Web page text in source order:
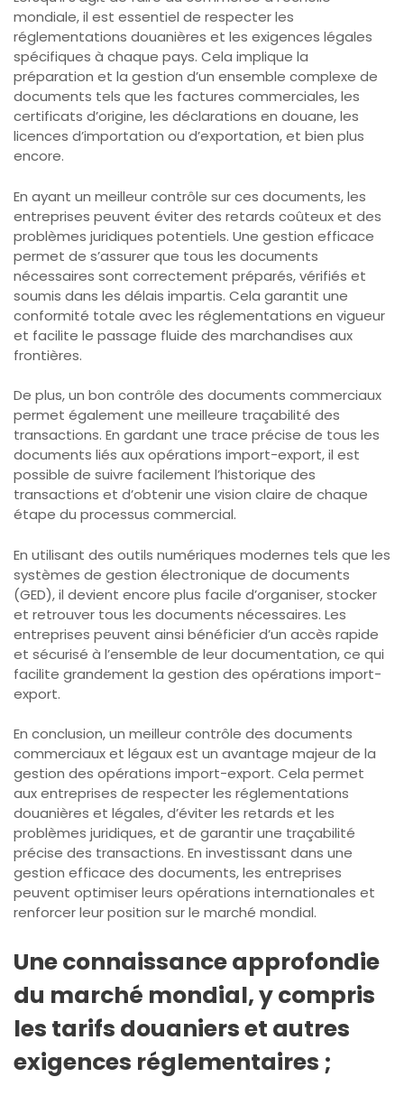
mondiale, il est essentiel de respecter les
réglementations douanières et les exigences légales
spécifiques à chaque pays. Cela implique la
préparation et la gestion d’un ensemble complexe de
documents tels que les factures commerciales, les
certificats d’origine, les déclarations en douane, les
licences d’importation ou d’exportation, et bien plus
encore.
En ayant un meilleur contrôle sur ces documents, les
entreprises peuvent éviter des retards coûteux et des
problèmes juridiques potentiels. Une gestion efficace
permet de s’assurer que tous les documents
nécessaires sont correctement préparés, vérifiés et
soumis dans les délais impartis. Cela garantit une
conformité totale avec les réglementations en vigueur
et facilite le passage fluide des marchandises aux
frontières.
De plus, un bon contrôle des documents commerciaux
permet également une meilleure traçabilité des
transactions. En gardant une trace précise de tous les
documents liés aux opérations import-export, il est
possible de suivre facilement l’historique des
transactions et d’obtenir une vision claire de chaque
étape du processus commercial.
En utilisant des outils numériques modernes tels que les
systèmes de gestion électronique de documents
(GED), il devient encore plus facile d’organiser, stocker
et retrouver tous les documents nécessaires. Les
entreprises peuvent ainsi bénéficier d’un accès rapide
et sécurisé à l’ensemble de leur documentation, ce qui
facilite grandement la gestion des opérations import-
export.
En conclusion, un meilleur contrôle des documents
commerciaux et légaux est un avantage majeur de la
gestion des opérations import-export. Cela permet
aux entreprises de respecter les réglementations
douanières et légales, d’éviter les retards et les
problèmes juridiques, et de garantir une traçabilité
précise des transactions. En investissant dans une
gestion efficace des documents, les entreprises
peuvent optimiser leurs opérations internationales et
renforcer leur position sur le marché mondial.
Une connaissance approfondie
du marché mondial, y compris
les tarifs douaniers et autres
exigences réglementaires ;